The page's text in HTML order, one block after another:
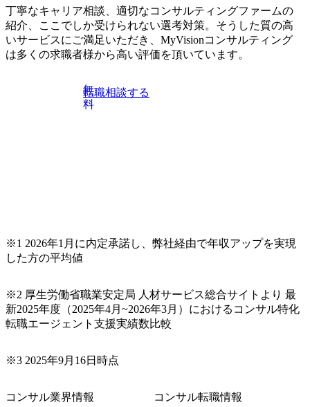
ケジューリング(優先順位付け含む)など、ビジネスベーシッ
クスキルが習得できている方
す。 ＜ITコンサルタント＞ Webアプリケーション、SaaS系
の領域において、大手・ベンチャー・スタートアップ企業
に対する課題解決支援を行います。 直近の案件では、大規
模基幹システムにおける最上流のPoC(概念実証)支援から構
います。 生成AIなどの最新技術とシステムを活用し、顧客
の業務革新と効率化の実現に貢献します。 ＜PL/PM＞ 顧客
ご担当いただき、当社の社員が業務面をサポートしつつ、
徐々に対応範囲を広げていただきます。 ＜QAエンジニア＞
ルティング領域)から参画いただきます。 課題選定から顧客
への企画提案、そして実行までを一気通貫で支援していた
だきます。 アジャイル開発を通じて顧客の要望や提案を柔
軟に取り入れながら改善サイクルを回すため、ご自身の提
きます。 ● 勤務地 東京都渋谷区渋谷3丁目6-7 渋谷金王タワ
則により就業時間内の喫煙を全面的に禁止 ・禁煙サポート
丁寧なキャリア相談、適切なコンサルティングファームの
紹介、ここでしか受けられない選考対策。そうした質の高
いサービスにご満足いただき、MyVisionコンサルティング
は多くの求職者様から高い評価を頂いています。
無
料
転職相談する
※1 2026年1月に内定承諾し、弊社経由で年収アップを実現
した方の平均値
※2 厚生労働省職業安定局 人材サービス総合サイトより 最
新2025年度（2025年4月~2026年3月）におけるコンサル特化
転職エージェント支援実績数比較
※3 2025年9月16日時点
コンサル業界情報 コンサル転職情報